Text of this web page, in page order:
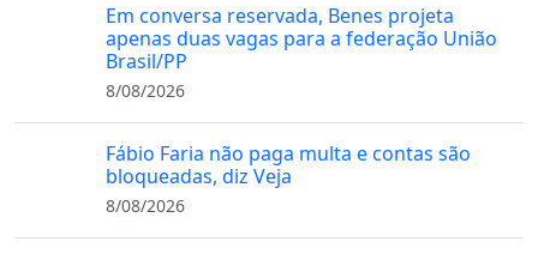
Em conversa reservada, Benes projeta
apenas duas vagas para a federação União
Brasil/PP
8/08/2026
Fábio Faria não paga multa e contas são
bloqueadas, diz Veja
8/08/2026